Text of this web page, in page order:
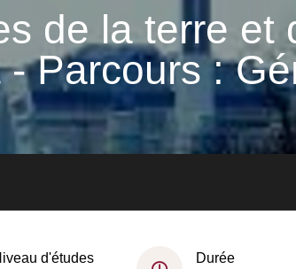
de la terre et
Parcours :
d'études
Durée